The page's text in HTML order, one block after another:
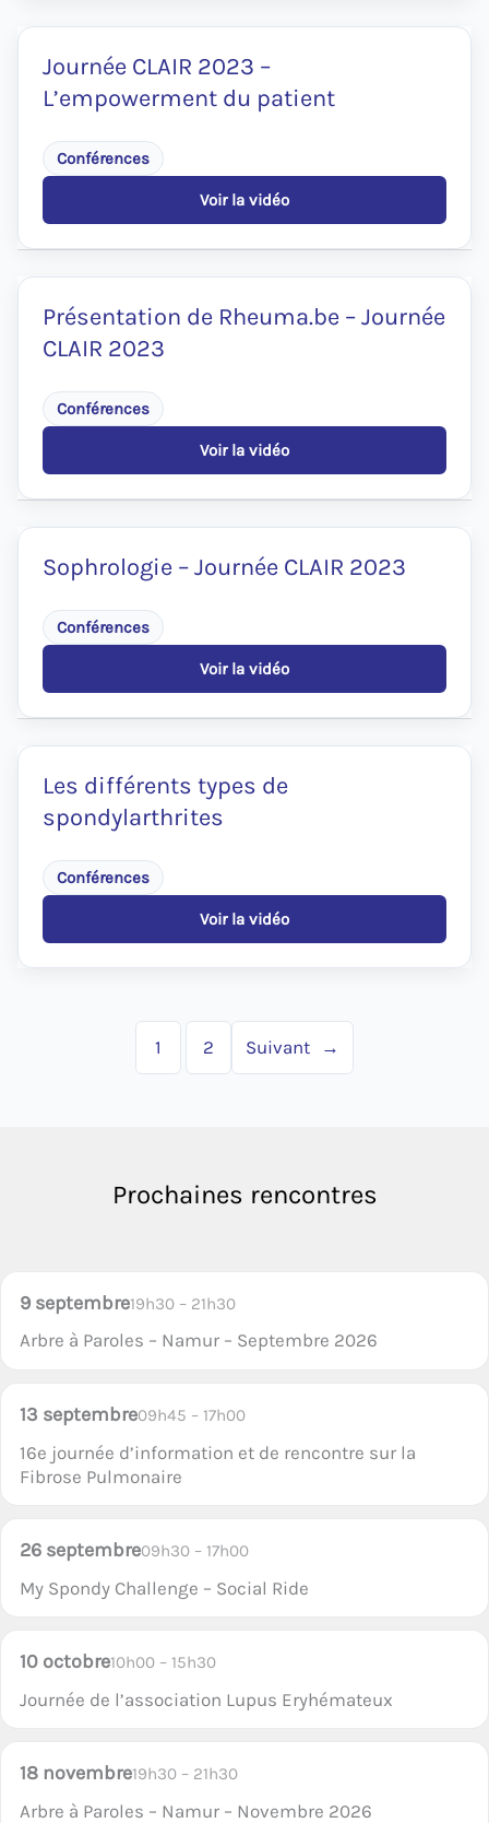
Journée CLAIR 2023 –
L’empowerment du patient
Conférences
Voir la vidéo
:
Journée
CLAIR
L’empowerment
du
Présentation de Rheuma.be – Journée
CLAIR 2023
Conférences
Voir la vidéo
:
Présentation
de
Journée
CLAIR
Sophrologie – Journée CLAIR 2023
Conférences
Voir la vidéo
:
Sophrologie
–
2023
Les différents types de
spondylarthrites
Conférences
Voir la vidéo
:
Les
différents
spondylarthrites
1 2 Suivant →
Prochaines rencontres
9 septembre19h30 – 21h30
Arbre à Paroles – Namur – Septembre 2026
13 septembre09h45 – 17h00
16e journée d’information et de rencontre sur la
Fibrose Pulmonaire
26 septembre09h30 – 17h00
My Spondy Challenge – Social Ride
10 octobre10h00 – 15h30
Journée de l’association Lupus Eryhémateux
18 novembre19h30 – 21h30
Arbre à Paroles – Namur – Novembre 2026